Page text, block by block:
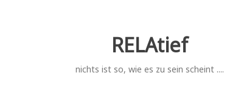
RELAtief
nichts ist so, wie es zu sein scheint ....